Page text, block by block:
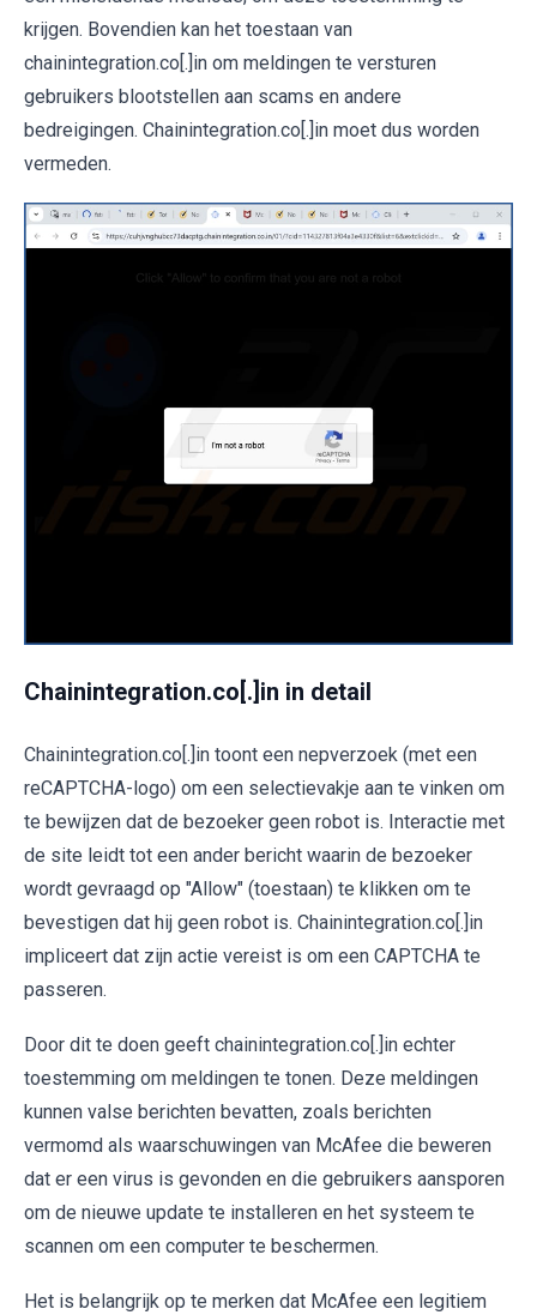
krijgen. Bovendien kan het toestaan van
chainintegration.co[.]in om meldingen te versturen
gebruikers blootstellen aan scams en andere
bedreigingen. Chainintegration.co[.]in moet dus worden
vermeden.
Chainintegration.co[.]in in detail
Chainintegration.co[.]in toont een nepverzoek (met een
reCAPTCHA-logo) om een selectievakje aan te vinken om
te bewijzen dat de bezoeker geen robot is. Interactie met
de site leidt tot een ander bericht waarin de bezoeker
wordt gevraagd op "Allow" (toestaan) te klikken om te
bevestigen dat hij geen robot is. Chainintegration.co[.]in
impliceert dat zijn actie vereist is om een CAPTCHA te
passeren.
Door dit te doen geeft chainintegration.co[.]in echter
toestemming om meldingen te tonen. Deze meldingen
kunnen valse berichten bevatten, zoals berichten
vermomd als waarschuwingen van McAfee die beweren
dat er een virus is gevonden en die gebruikers aansporen
om de nieuwe update te installeren en het systeem te
scannen om een computer te beschermen.
Het is belangrijk op te merken dat McAfee een legitiem